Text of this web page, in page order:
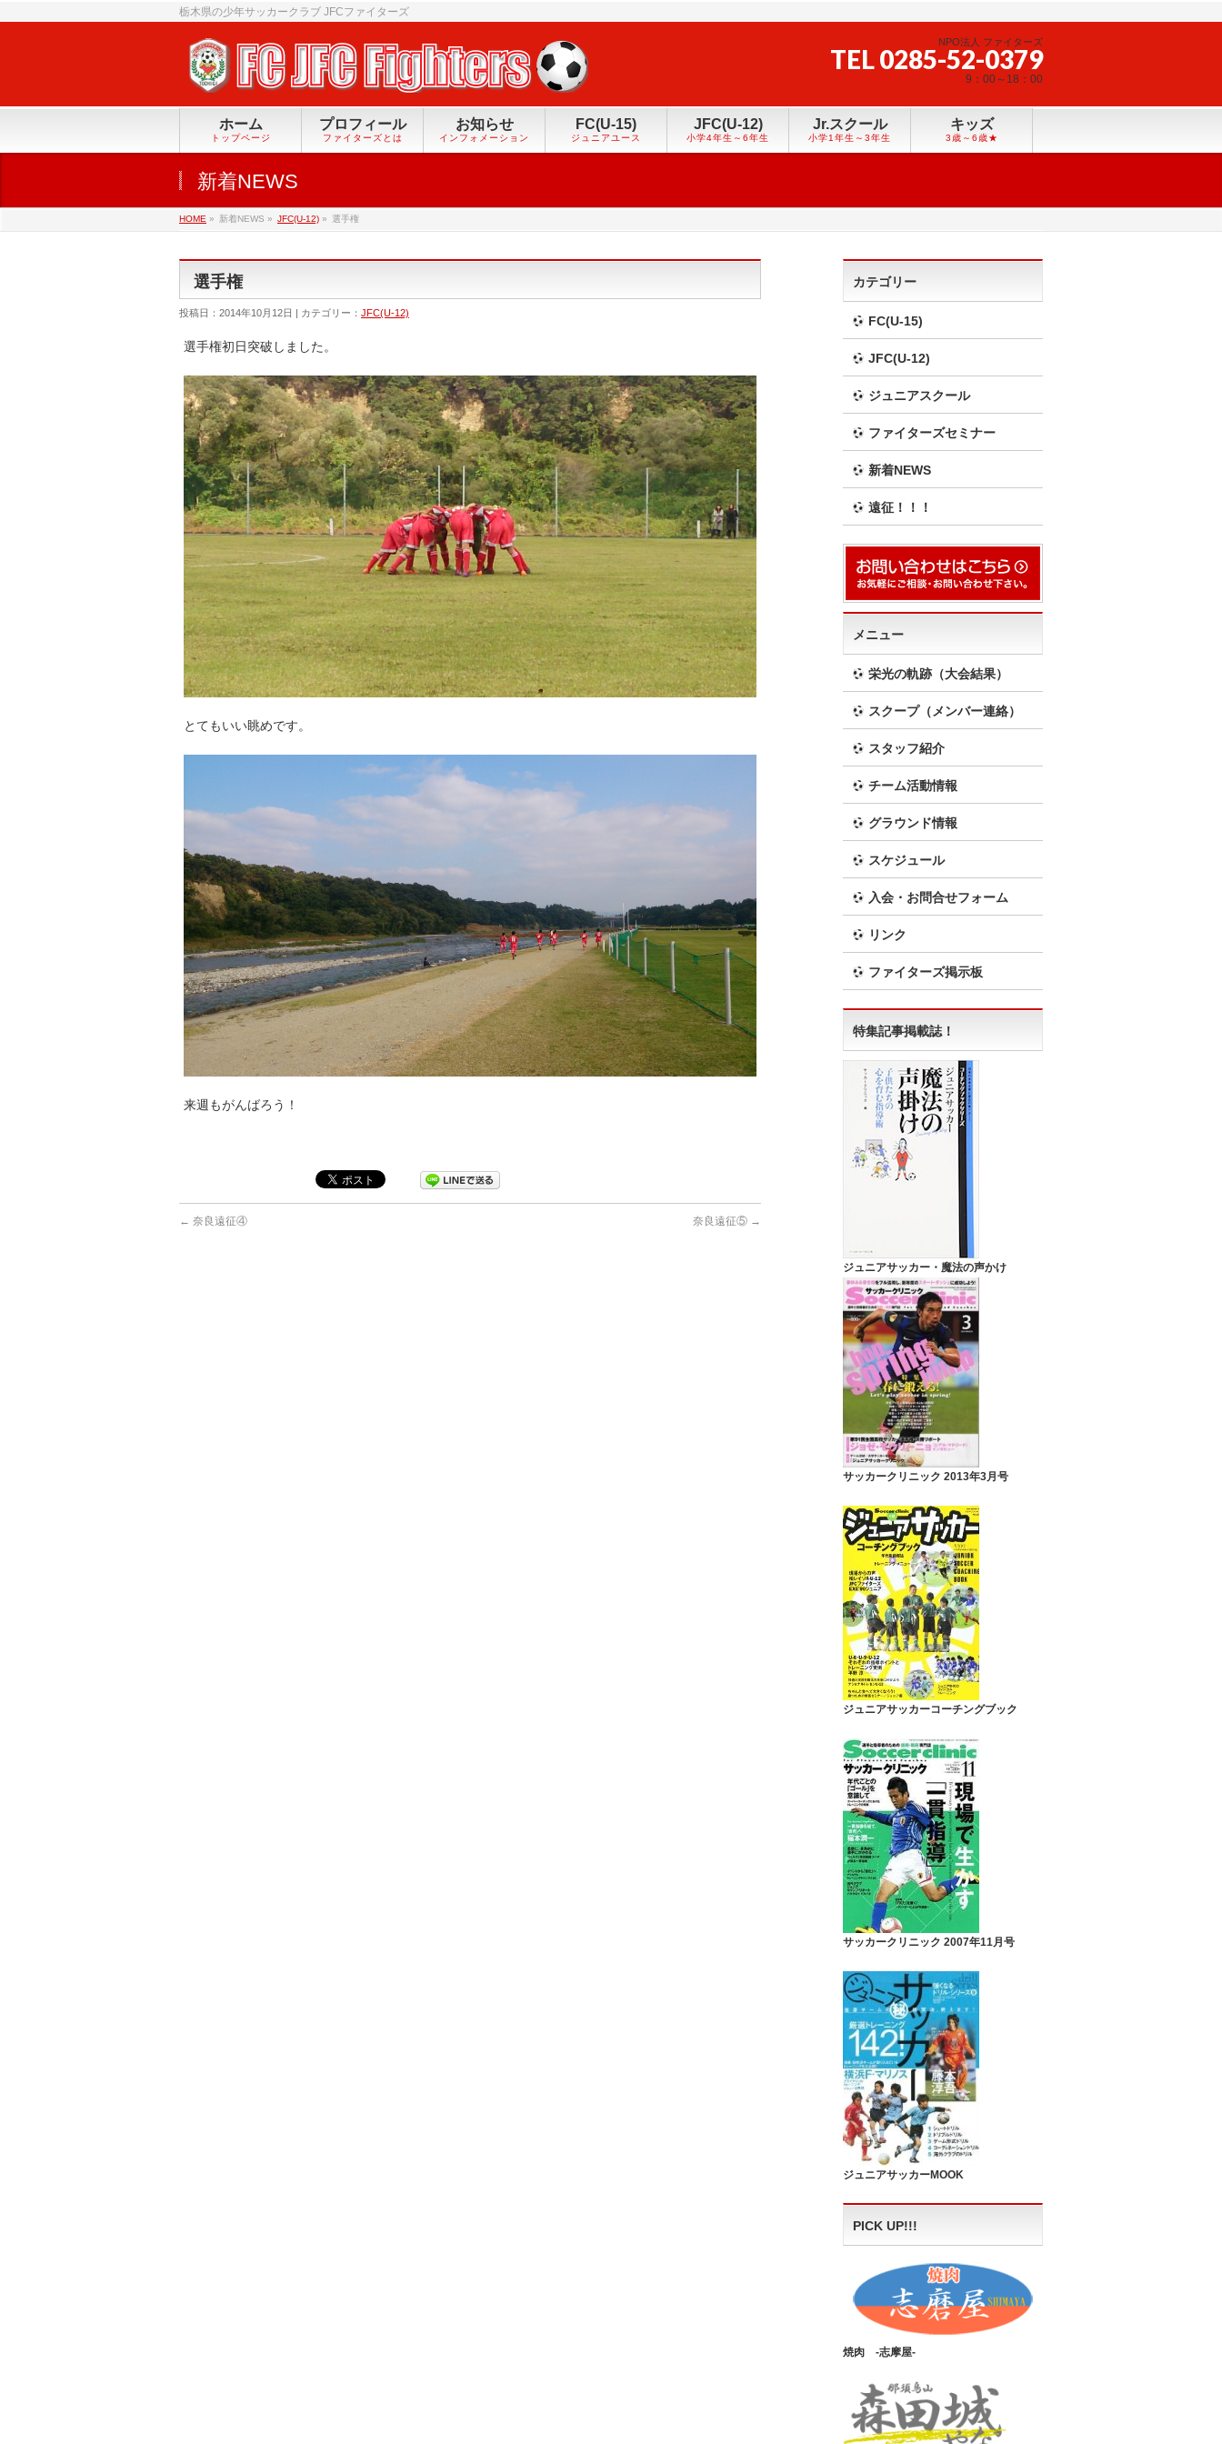
栃木県の少年サッカークラブ JFCファイターズ
NPO法人 ファイターズ
TEL 0285-52-0379
9：00～18：00
ホーム
トップページ
プロフィール
ファイターズとは
お知らせ
インフォメーション
FC(U-15)
ジュニアユース
JFC(U-12)
小学4年生～6年生
Jr.スクール
小学1年生～3年生
キッズ
3歳～6歳★
新着NEWS
HOME » 新着NEWS » JFC(U-12) » 選手権
選手権
投稿日：2014年10月12日 | カテゴリー： JFC(U-12)
選手権初日突破しました。
とてもいい眺めです。
来週もがんばろう！
← 奈良遠征④ 奈良遠征⑤ →
カテゴリー
FC(U-15)
JFC(U-12)
ジュニアスクール
ファイターズセミナー
新着NEWS
遠征！！！
メニュー
栄光の軌跡（大会結果）
スクープ（メンバー連絡）
スタッフ紹介
チーム活動情報
グラウンド情報
スケジュール
入会・お問合せフォーム
リンク
ファイターズ掲示板
特集記事掲載誌！
ジュニアサッカー・魔法の声かけ
サッカークリニック 2013年3月号
ジュニアサッカーコーチングブック
サッカークリニック 2007年11月号
ジュニアサッカーMOOK
PICK UP!!!
焼肉 -志摩屋-